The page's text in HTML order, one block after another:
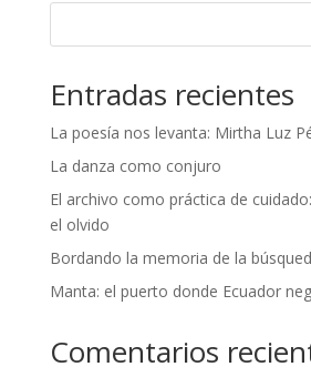
Entradas recientes
La poesía nos levanta: Mirtha Luz
La danza como conjuro
El archivo como práctica de
el olvido
Bordando la memoria de la
Manta: el puerto donde Ecuador
Comentarios